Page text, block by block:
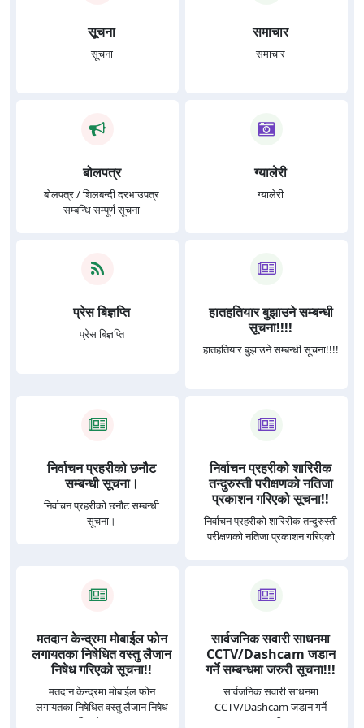
सूचना
सूचना
समाचार
समाचार
बोलपत्र
बोलपत्र / शिलबन्दी दरभाउपत्र
सम्बन्धि सम्पूर्ण सूचना
ग्यालेरी
ग्यालेरी
प्रेस बिज्ञप्ति
प्रेस बिज्ञप्ति
हातहतियार बुझाउने सम्बन्धी
सूचना!!!!
हातहतियार बुझाउने सम्बन्धी सूचना!!!!
निर्वाचन प्रहरीको छनौट
सम्बन्धी सूचना।
निर्वाचन प्रहरीको छनौट सम्बन्धी
सूचना।
निर्वाचन प्रहरीको शारिरीक
तन्दुरुस्ती परीक्षणको नतिजा
प्रकाशन गरिएको सूचना!!
निर्वाचन प्रहरीको शारिरीक तन्दुरुस्ती
परीक्षणको नतिजा प्रकाशन गरिएको
मतदान केन्द्रमा मोबाईल फोन
लगायतका निषेधित वस्तु लैजान
निषेध गरिएको सूचना!!
मतदान केन्द्रमा मोबाईल फोन
लगायतका निषेधित वस्तु लैजान निषेध
गरिएको सूचना!!
सार्वजनिक सवारी साधनमा
CCTV/Dashcam जडान
गर्ने सम्बन्धमा जरुरी सूचना!!!
सार्वजनिक सवारी साधनमा
CCTV/Dashcam जडान गर्ने
सम्बन्धमा जरुरी सूचना!!!